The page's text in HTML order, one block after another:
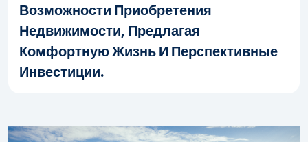
Возможности Приобретения
Недвижимости, Предлагая
Комфортную Жизнь И Перспективные
Инвестиции.